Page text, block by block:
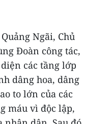
Ngãi, Chủ
Đoàn công tác,
các tầng lớp
dâng hoa, dâng
to lớn của các
máu vì độc lập,